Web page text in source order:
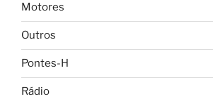
Motores
Outros
Pontes-H
Rádio